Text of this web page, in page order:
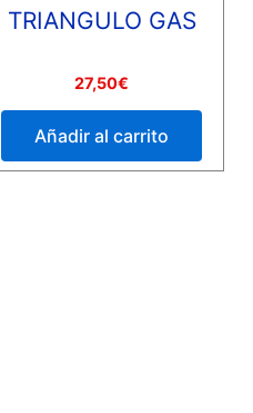
TRIANGULO GAS
0
27,50€
Añadir al carrito